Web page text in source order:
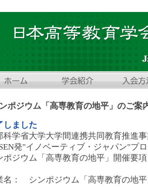
ポジウム「高専教育の地平」のご案
しました
科学省大学大学間連携共同教育推進
発"イノベーティブ・ジャパン"プ
ポジウム「高専教育の地平」開催要項
名： シンポジウム「高専教育の地